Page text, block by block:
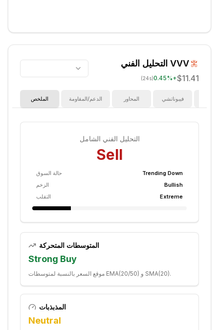
VVV التحليل الفني
$11.41
+
0.45%
(24s)
الملخص الدعم/المقاومة المحاور فيبوناتشي
التحليل الفني الشامل
Sell
حالة السوق
Trending Down
الزخم
Bullish
التقلب
Extreme
المتوسطات المتحركة
Strong Buy
موقع السعر بالنسبة لمتوسطات EMA(20/50) و SMA(20).
المذبذبات
Neutral